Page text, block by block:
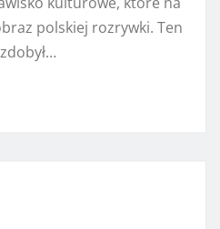
polskiej rozrywki. Ten